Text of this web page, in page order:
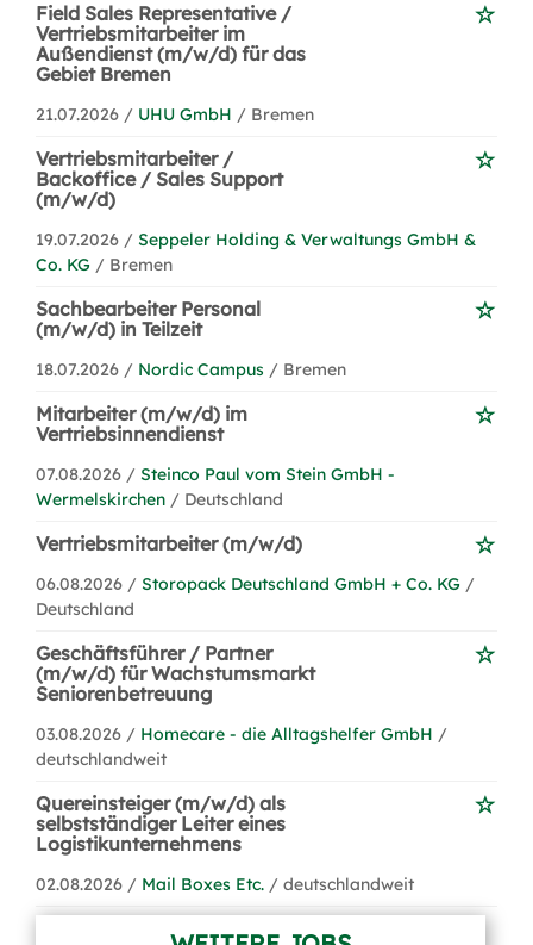
Field Sales Representative /
Vertriebsmitarbeiter im
Außendienst (m/w/d) für das
Gebiet Bremen
21.07.2026 / UHU GmbH / Bremen
Vertriebsmitarbeiter /
Backoffice / Sales Support
(m/w/d)
19.07.2026 / Seppeler Holding & Verwaltungs GmbH &
Co. KG / Bremen
Sachbearbeiter Personal
(m/w/d) in Teilzeit
18.07.2026 / Nordic Campus / Bremen
Mitarbeiter (m/w/d) im
Vertriebsinnendienst
07.08.2026 / Steinco Paul vom Stein GmbH -
Wermelskirchen / Deutschland
Vertriebsmitarbeiter (m/w/d)
06.08.2026 / Storopack Deutschland GmbH + Co. KG /
Deutschland
Geschäftsführer / Partner
(m/w/d) für Wachstumsmarkt
Seniorenbetreuung
03.08.2026 / Homecare - die Alltagshelfer GmbH /
deutschlandweit
Quereinsteiger (m/w/d) als
selbstständiger Leiter eines
Logistikunternehmens
02.08.2026 / Mail Boxes Etc. / deutschlandweit